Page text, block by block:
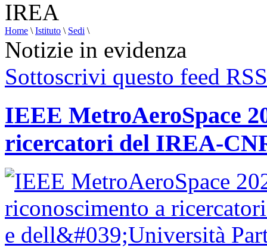
Home \ Istituto \ Sedi \
Notizie in evidenza
Sottoscrivi questo feed RSS
IEEE MetroAeroSpace
ricercatori del IREA-